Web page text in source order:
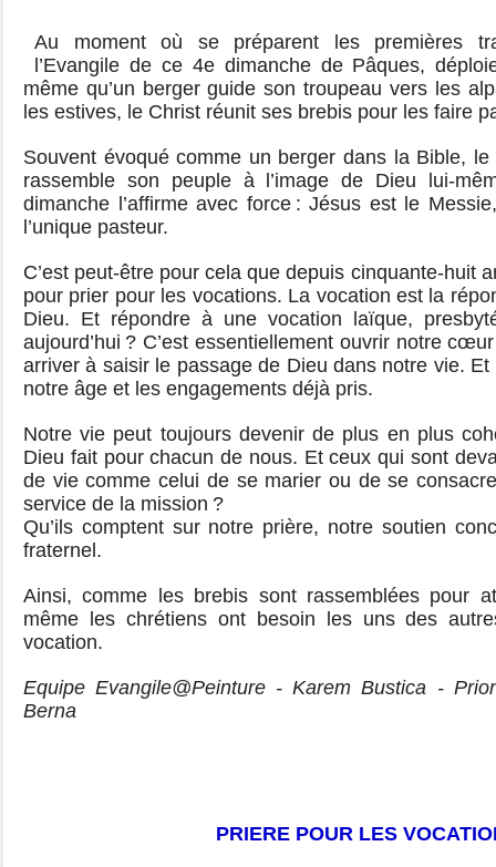
Au moment où se préparent les premières
l’Evangile de ce 4e dimanche de Pâques,
même qu’un berger guide son troupeau vers les
les estives, le Christ réunit ses brebis pour les faire
Souvent évoqué comme un berger dans la Bible,
rassemble son peuple à l’image de Dieu lui-
dimanche l’affirme avec force : Jésus est le
l’unique pasteur.
C’est peut-être pour cela que depuis cinquante-huit
pour prier pour les vocations. La vocation est la
Dieu. Et répondre à une vocation laïque,
aujourd’hui ? C’est essentiellement ouvrir notre
arriver à saisir le passage de Dieu dans notre vie.
notre âge et les engagements déjà pris.
Notre vie peut toujours devenir de plus en plus
Dieu fait pour chacun de nous. Et ceux qui sont
de vie comme celui de se marier ou de se
service de la mission ?
Qu’ils comptent sur notre prière, notre soutien
fraternel.
Ainsi, comme les brebis sont rassemblées pour
même les chrétiens ont besoin les uns des
vocation.
Equipe Evangile@Peinture - Karem Bustica -
Berna
PRIERE POUR LES